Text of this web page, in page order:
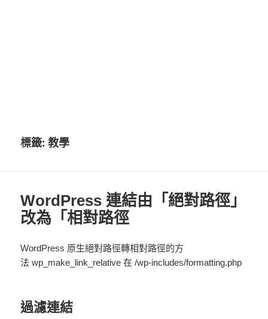
標籤:教學
WordPress 連結由「絕對路徑」
改為「相對路徑
WordPress 原生絕對路徑轉相對路徑的方
法wp_make_link_relative 在/wp-includes/formatting.php
過濾連結